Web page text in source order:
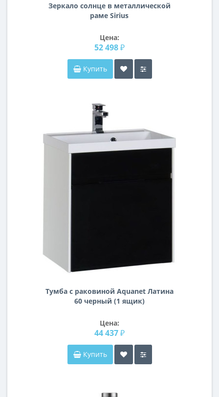
Зеркало солнце в металлической
раме Sirius
Цена:
52 498 ₽
Купить
Тумба с раковиной Aquanet Латина
60 черный (1 ящик)
Цена:
44 437 ₽
Купить